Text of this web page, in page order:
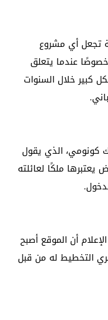
تجعل أي مشروع
عندما يتعلق
كبير خلال السنوات
كونومي، الذي يقول
يعتبرها ملكًا لعائلته
أن الموقع أصبح
التخطيط له من قبل